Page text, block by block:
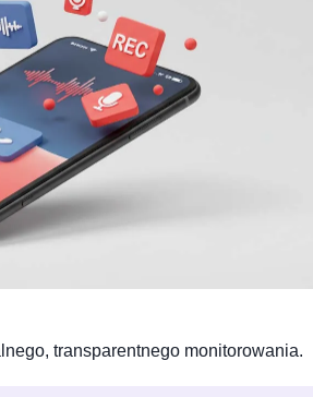
transparentnego monitorowania.